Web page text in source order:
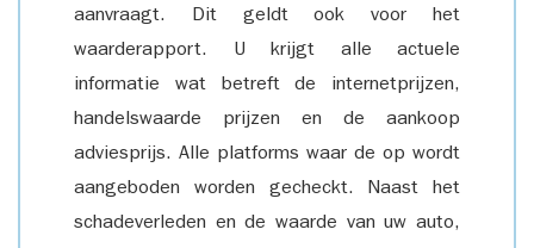
aanvraagt. Dit geldt ook voor het
waarderapport. U krijgt alle actuele
informatie wat betreft de internetprijzen,
handelswaarde prijzen en de aankoop
adviesprijs. Alle platforms waar de op wordt
aangeboden worden gecheckt. Naast het
schadeverleden en de waarde van uw auto,